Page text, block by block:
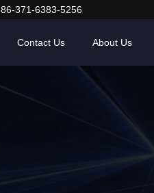
86-371-6383-5256
About Us
Contact Us